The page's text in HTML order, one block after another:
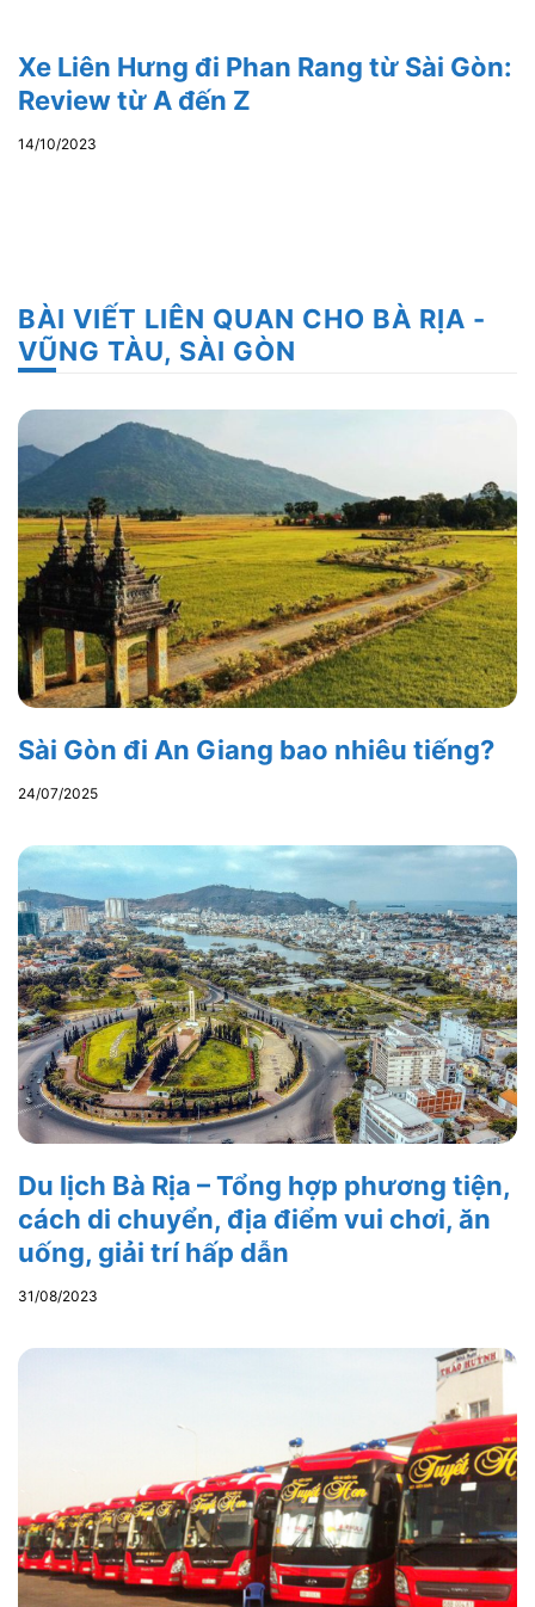
Xe Liên Hưng đi Phan Rang từ Sài Gòn:
Review từ A đến Z
14/10/2023
BÀI VIẾT LIÊN QUAN CHO BÀ RỊA -
VŨNG TÀU, SÀI GÒN
Sài Gòn đi An Giang bao nhiêu tiếng?
24/07/2025
Du lịch Bà Rịa – Tổng hợp phương tiện,
cách di chuyển, địa điểm vui chơi, ăn
uống, giải trí hấp dẫn
31/08/2023